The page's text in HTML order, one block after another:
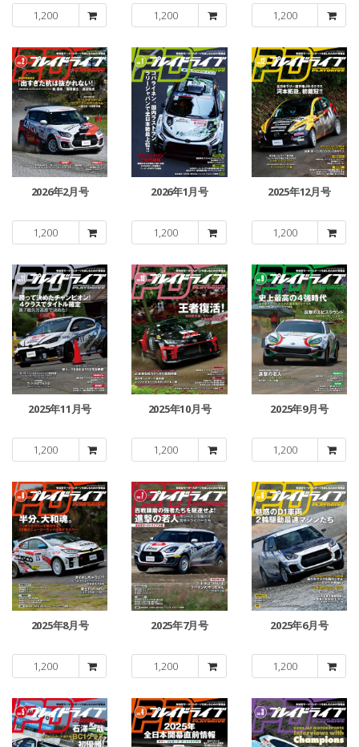
1,200 1,200 1,200
2026年2月号
1,200
2026年1月号
1,200
2025年12月号
1,200
2025年11月号
1,200
2025年10月号
1,200
2025年9月号
1,200
2025年8月号
1,200
2025年7月号
1,200
2025年6月号
1,200